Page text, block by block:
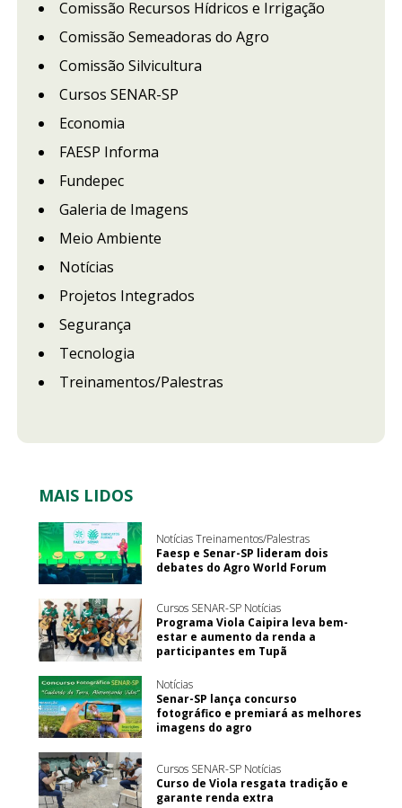
Comissão Recursos Hídricos e Irrigação
Comissão Semeadoras do Agro
Comissão Silvicultura
Cursos SENAR-SP
Economia
FAESP Informa
Fundepec
Galeria de Imagens
Meio Ambiente
Notícias
Projetos Integrados
Segurança
Tecnologia
Treinamentos/Palestras
MAIS LIDOS
Notícias Treinamentos/Palestras
Faesp e Senar-SP lideram dois
debates do Agro World Forum
Cursos SENAR-SP Notícias
Programa Viola Caipira leva bem-
estar e aumento da renda a
participantes em Tupã
Notícias
Senar-SP lança concurso
fotográfico e premiará as melhores
imagens do agro
Cursos SENAR-SP Notícias
Curso de Viola resgata tradição e
garante renda extra